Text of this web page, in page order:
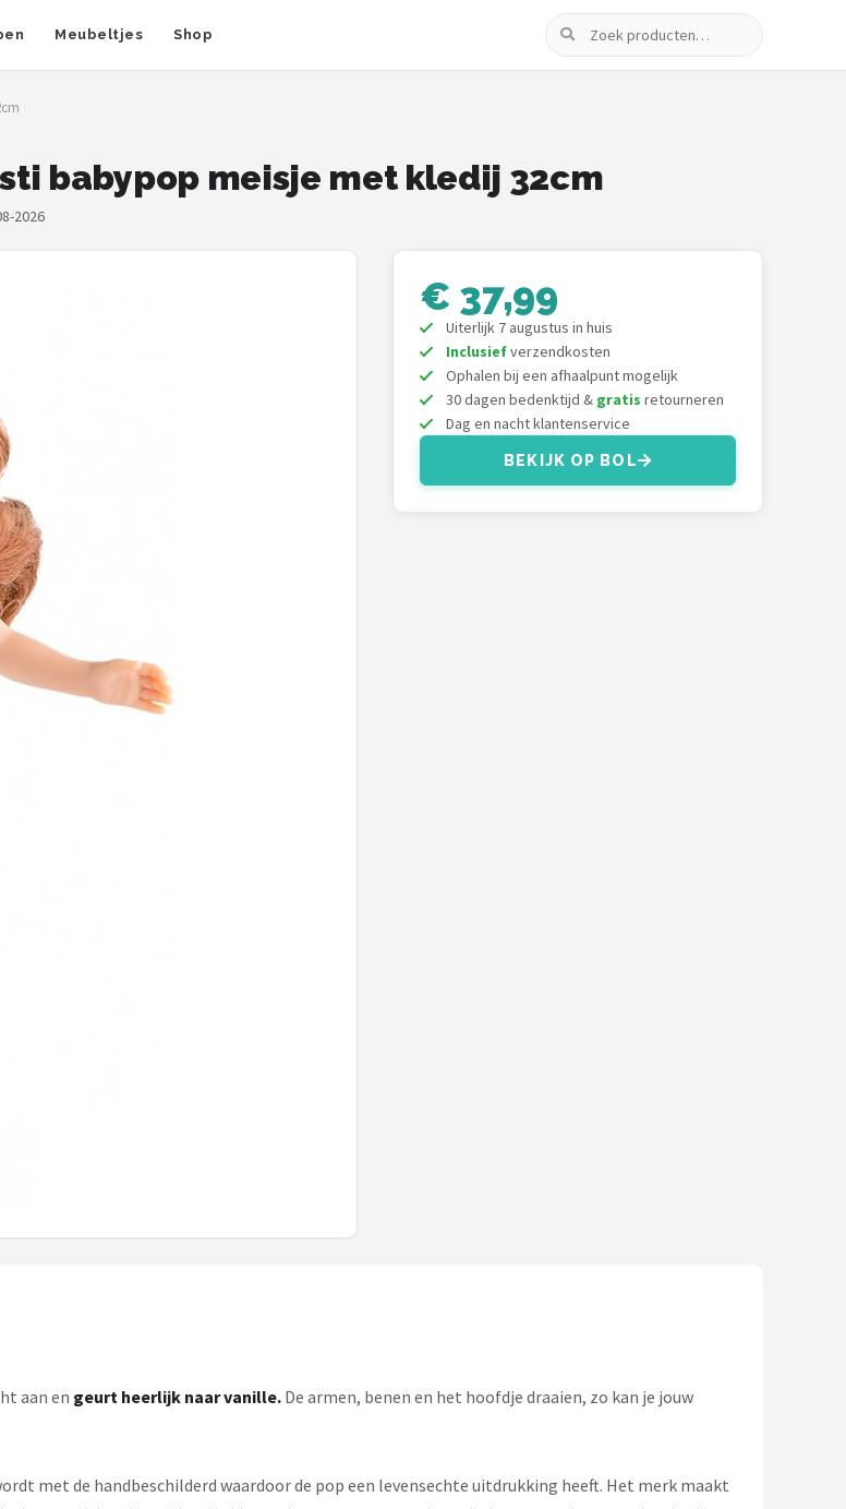
Meubeltjes Shop
Zoeken
babypop meisje met kledij 32cm
2026
€ 37,99
Uiterlijk 7 augustus in huis
Inclusiefverzendkosten
Ophalen bij een afhaalpunt mogelijk
30 dagen bedenktijd & gratis retourneren
Dag en nacht klantenservice
BEKIJK OP BOL
aan en geurt heerlijk naar vanille. De armen, benen en het hoofdje draaien, zo kan je jouw
met de handbeschilderd waardoor de pop een levensechte uitdrukking heeft. Het merk maakt